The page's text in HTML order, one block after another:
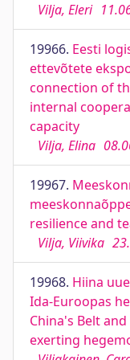
Vilja, Eleri
19966. Eesti
ettevõtete
connection of
internal
capacity
Vilja, Elina
19967.
resilience and
Vilja, Viivika
19968. Hiina
Ida-Euroopas
China's Belt
exerting